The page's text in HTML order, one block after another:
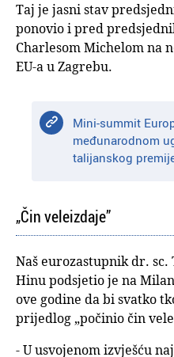
Taj je jasni stav
ponovio i pred
Charlesom Michelom na
EU-a u Zagrebu.
Mini-summit
međunarodnom
talijanskog
„Čin veleizdaje”
Naš eurozastupnik dr. sc.
Hinu podsjetio je na
ove godine da bi svatko
prijedlog „počinio čin
- U usvojenom izvješću